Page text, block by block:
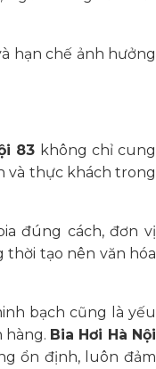
hạn chế ảnh hưởng
83 không chỉ cung
và thực khách trong
đúng cách, đơn vị
tạo nên văn hóa
bạch cũng là yếu
hàng. Bia Hơi Hà Nội
ổn định, luôn đảm